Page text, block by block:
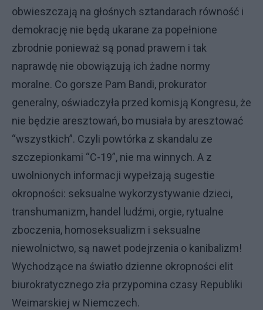
obwieszczają na głośnych sztandarach równość i
demokrację nie będą ukarane za popełnione
zbrodnie ponieważ są ponad prawem i tak
naprawdę nie obowiązują ich żadne normy
moralne. Co gorsze Pam Bandi, prokurator
generalny, oświadczyła przed komisją Kongresu, że
nie będzie aresztowań, bo musiała by aresztować
“wszystkich”. Czyli powtórka z skandalu ze
szczepionkami “C-19”, nie ma winnych. A z
uwolnionych informacji wypełzają sugestie
okropności: seksualne wykorzystywanie dzieci,
transhumanizm, handel ludźmi, orgie, rytualne
zboczenia, homoseksualizm i seksualne
niewolnictwo, są nawet podejrzenia o kanibalizm!
Wychodzące na światło dzienne okropności elit
biurokratycznego zła przypomina czasy Republiki
Weimarskiej w Niemczech.